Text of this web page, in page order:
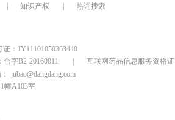
知识产权 热词搜索
：JY11101050363440
字B2-20160011
互联网药品信息服务资格证
jubao@dangdang.com
幢A103室